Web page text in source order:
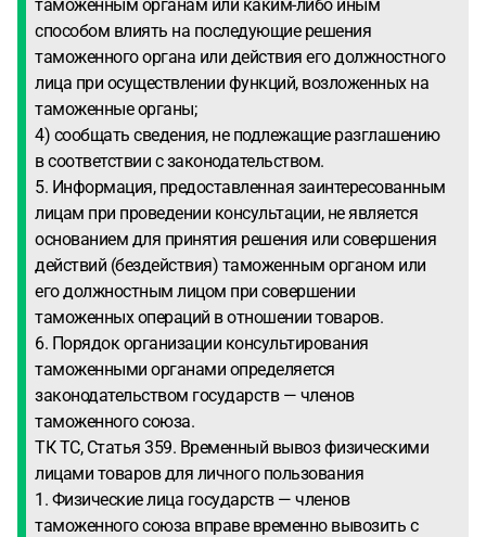
таможенным органам или каким-либо иным
способом влиять на последующие решения
таможенного органа или действия его должностного
лица при осуществлении функций, возложенных на
таможенные органы;
4) сообщать сведения, не подлежащие разглашению
в соответствии с законодательством.
5. Информация, предоставленная заинтересованным
лицам при проведении консультации, не является
основанием для принятия решения или совершения
действий (бездействия) таможенным органом или
его должностным лицом при совершении
таможенных операций в отношении товаров.
6. Порядок организации консультирования
таможенными органами определяется
законодательством государств — членов
таможенного союза.
ТК ТС, Статья 359. Временный вывоз физическими
лицами товаров для личного пользования
1. Физические лица государств — членов
таможенного союза вправе временно вывозить с